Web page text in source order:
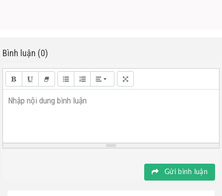
Bình luận (0)
Nhập nội dung bình luận
Gửi bình luận